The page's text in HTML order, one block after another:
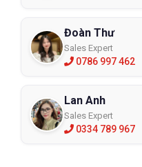
Đoàn Thư
Sales Expert
0786 997 462
Lan Anh
Sales Expert
0334 789 967